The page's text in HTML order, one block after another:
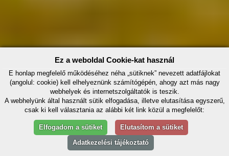
Ez a weboldal Cookie-kat használ
E honlap megfelelő működéséhez néha „sütiknek” nevezett adatfájlokat
(angolul: cookie) kell elhelyeznünk számítógépén, ahogy azt más nagy
webhelyek és internetszolgáltatók is teszik.
A webhelyünk által használt sütik elfogadása, illetve elutasítása egyszerű,
csak ki kell választania az alábbi két link közül a megfelelőt:
Elfogadom a sütiket
Elutasítom a sütiket
Adatkezelési tájékoztató